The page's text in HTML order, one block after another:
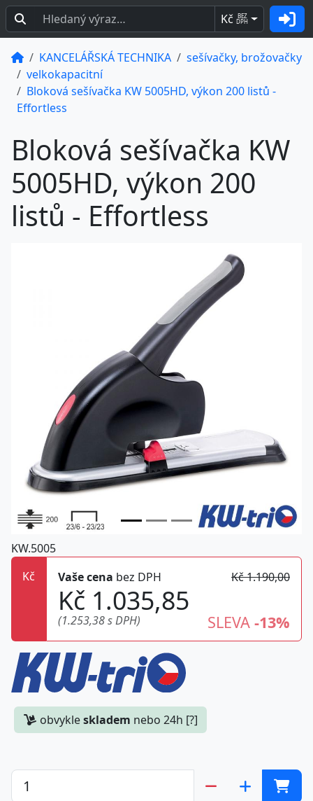
Kč BEZ
DPH
KANCELÁŘSKÁ TECHNIKA
sešívačky, brožovačky
velkokapacitní
Bloková sešívačka KW 5005HD, výkon 200 listů -
Effortless
Bloková sešívačka KW
5005HD, výkon 200
listů - Effortless
KW.5005
Kč
Vaše cena bez DPH Kč 1.190,00
Kč 1.035,85
(1.253,38 s DPH) SLEVA -13%
obvykleskladem nebo 24h [?]